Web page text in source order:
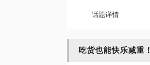
话题详情
吃货也能快乐减重！